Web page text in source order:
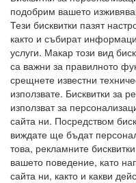
подобрим вашето
Тези бисквитки пазят
както и събират
услуги. Макар този вид
са важни за правилното
срещнете известни
използвате. Бисквитки за
използват за
сайта ни. Посредством
виждате ще бъдат
това, рекламните
вашето поведение, като
сайта ни, както и какви